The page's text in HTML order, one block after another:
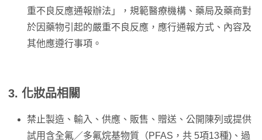
重不良反應通報辦法」，規範醫療機構、藥局及藥商對
於因藥物引起的嚴重不良反應，應行通報方式、內容及
其他應遵行事項。
3. 化妝品相關
禁止製造、輸入、供應、販售、贈送、公開陳列或提供
試用含全氟／多氟烷基物質（PFAS，共 5項13種)、過